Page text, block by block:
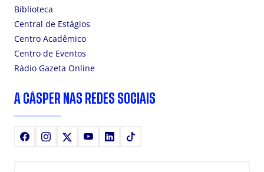
Biblioteca
Central de Estágios
Centro Acadêmico
Centro de Eventos
Rádio Gazeta Online
A CÁSPER NAS REDES SOCIAIS
FacebookInstagram YoutubeLinkedIn